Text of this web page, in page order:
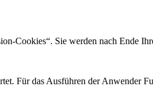
Cookies“. Sie werden nach Ende
Für das Ausführen der Anwender